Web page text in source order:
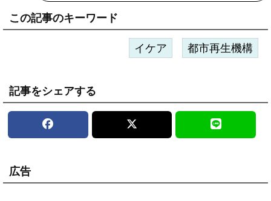
この記事のキーワード
イケア 都市再生機構
記事をシェアする
広告